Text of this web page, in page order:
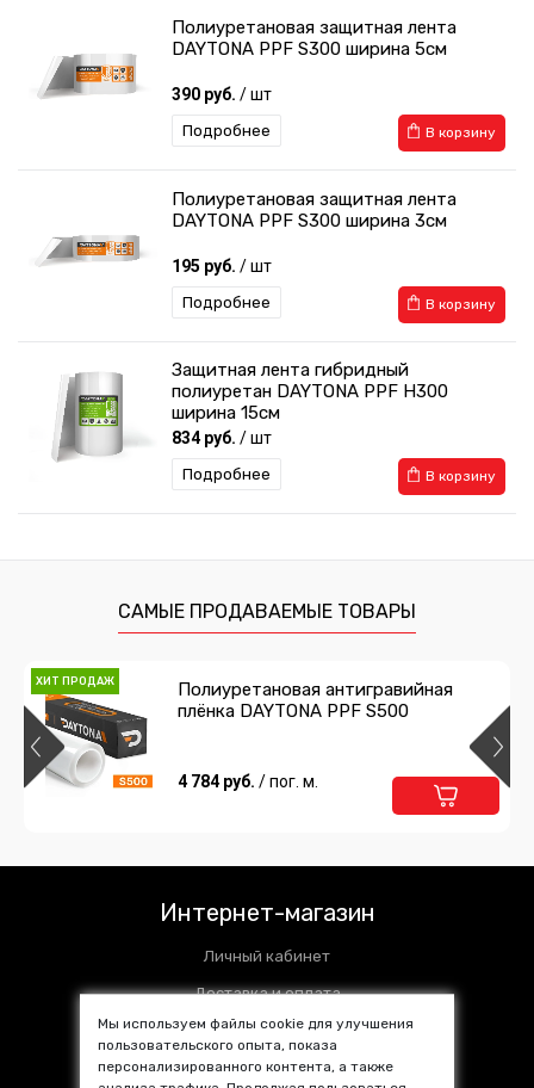
Полиуретановая защитная лента
DAYTONA PPF S300 ширина 5см
390 руб. / шт
В корзину
Подробнее
Полиуретановая защитная лента
DAYTONA PPF S300 ширина 3см
195 руб. / шт
В корзину
Подробнее
Защитная лента гибридный
полиуретан DAYTONA PPF H300
ширина 15см
834 руб. / шт
В корзину
Подробнее
полиуретан DAYTONA PPF H300
630 руб./ шт
Защитная лента гибридный
204 руб./ шт
В корзину
полиуретан DAYTONA PPF H300
ширина 3см
171 руб./ шт
В корзину
Подробнее
САМЫЕ ПРОДАВАЕМЫЕ ТОВАРЫ
ХИТ ПРОДАЖ
Полиуретановая антигравийная
плёнка DAYTONA PPF S500
4 784 руб. / пог. м.
Интернет-магазин
Личный кабинет
Доставка и оплата
Установочные центры
Контакты
Мы используем файлы cookie для улучшения
пользовательского опыта, показа
персонализированного контента, а также